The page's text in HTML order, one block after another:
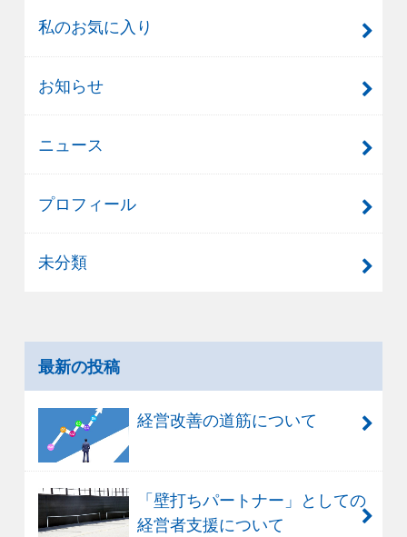
私のお気に入り
お知らせ
ニュース
プロフィール
未分類
最新の投稿
経営改善の道筋について
「壁打ちパートナー」としての
経営者支援について